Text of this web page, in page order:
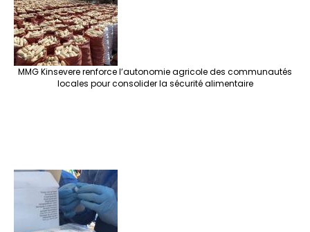
MMG Kinsevere renforce l’autonomie agricole des communautés
locales pour consolider la sécurité alimentaire